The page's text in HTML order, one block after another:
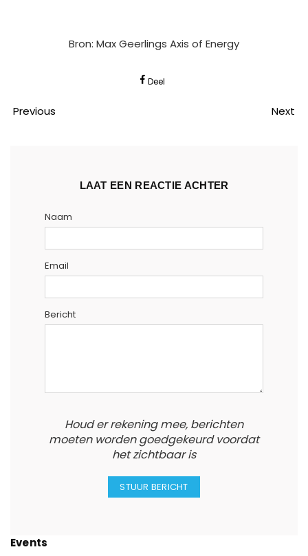
Bron: Max Geerlings Axis of Energy
Deel
Previous Next
LAAT EEN REACTIE ACHTER
Naam
Email
Bericht
Houd er rekening mee, berichten
moeten worden goedgekeurd voordat
het zichtbaar is
Events